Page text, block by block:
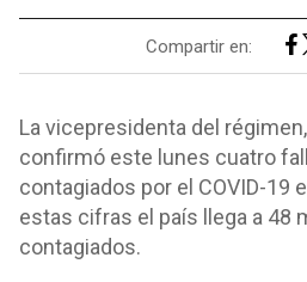
Compartir en:
La vicepresidenta del
confirmó este lunes cuatro
contagiados por el COVID-19
estas cifras el país llega a 48
contagiados.